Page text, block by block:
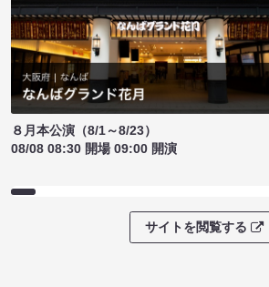
８月本公演（8/1～8/23）
08/08 08:30 開場 09:00 開演
サイトを閲覧する